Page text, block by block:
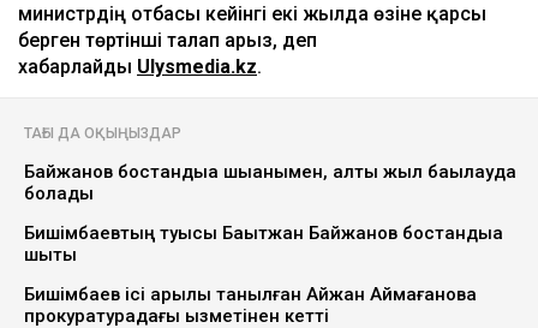
министрдің отбасы кейінгі екі жылда өзіне қарсы
берген төртінші талап арыз, деп
хабарлайды Ulysmedia.kz.
ТАҒЫ ДА ОҚЫҢЫЗДАР
Байжанов бостандыққа шыққанымен, алты жыл бақылауда
болады
Бишімбаевтың туысы Бақытжан Байжанов бостандыққа
шықты
Бишімбаев ісі арқылы танылған Айжан Аймағанова
прокуратурадағы қызметінен кетті